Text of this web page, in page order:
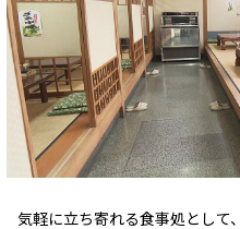
気軽に立ち寄れる食事処として